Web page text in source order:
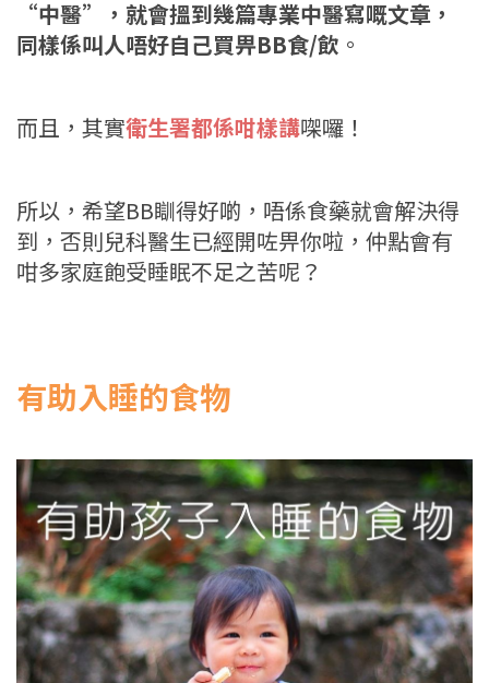
“中醫”，就會搵到幾篇專業中醫寫嘅文章，
同樣係叫人唔好自己買畀BB食/飲 。
而且，其實衛生署都係咁樣講㗎囉！
所以，希望BB瞓得好啲，唔係食藥就會解決得
到，否則兒科醫生已經開咗畀你啦，仲點會有
咁多家庭飽受睡眠不足之苦呢？
有助入睡的食物